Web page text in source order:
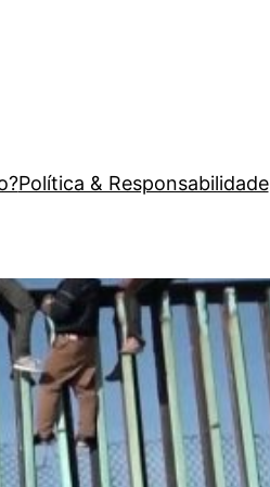
Política & Responsabilidade